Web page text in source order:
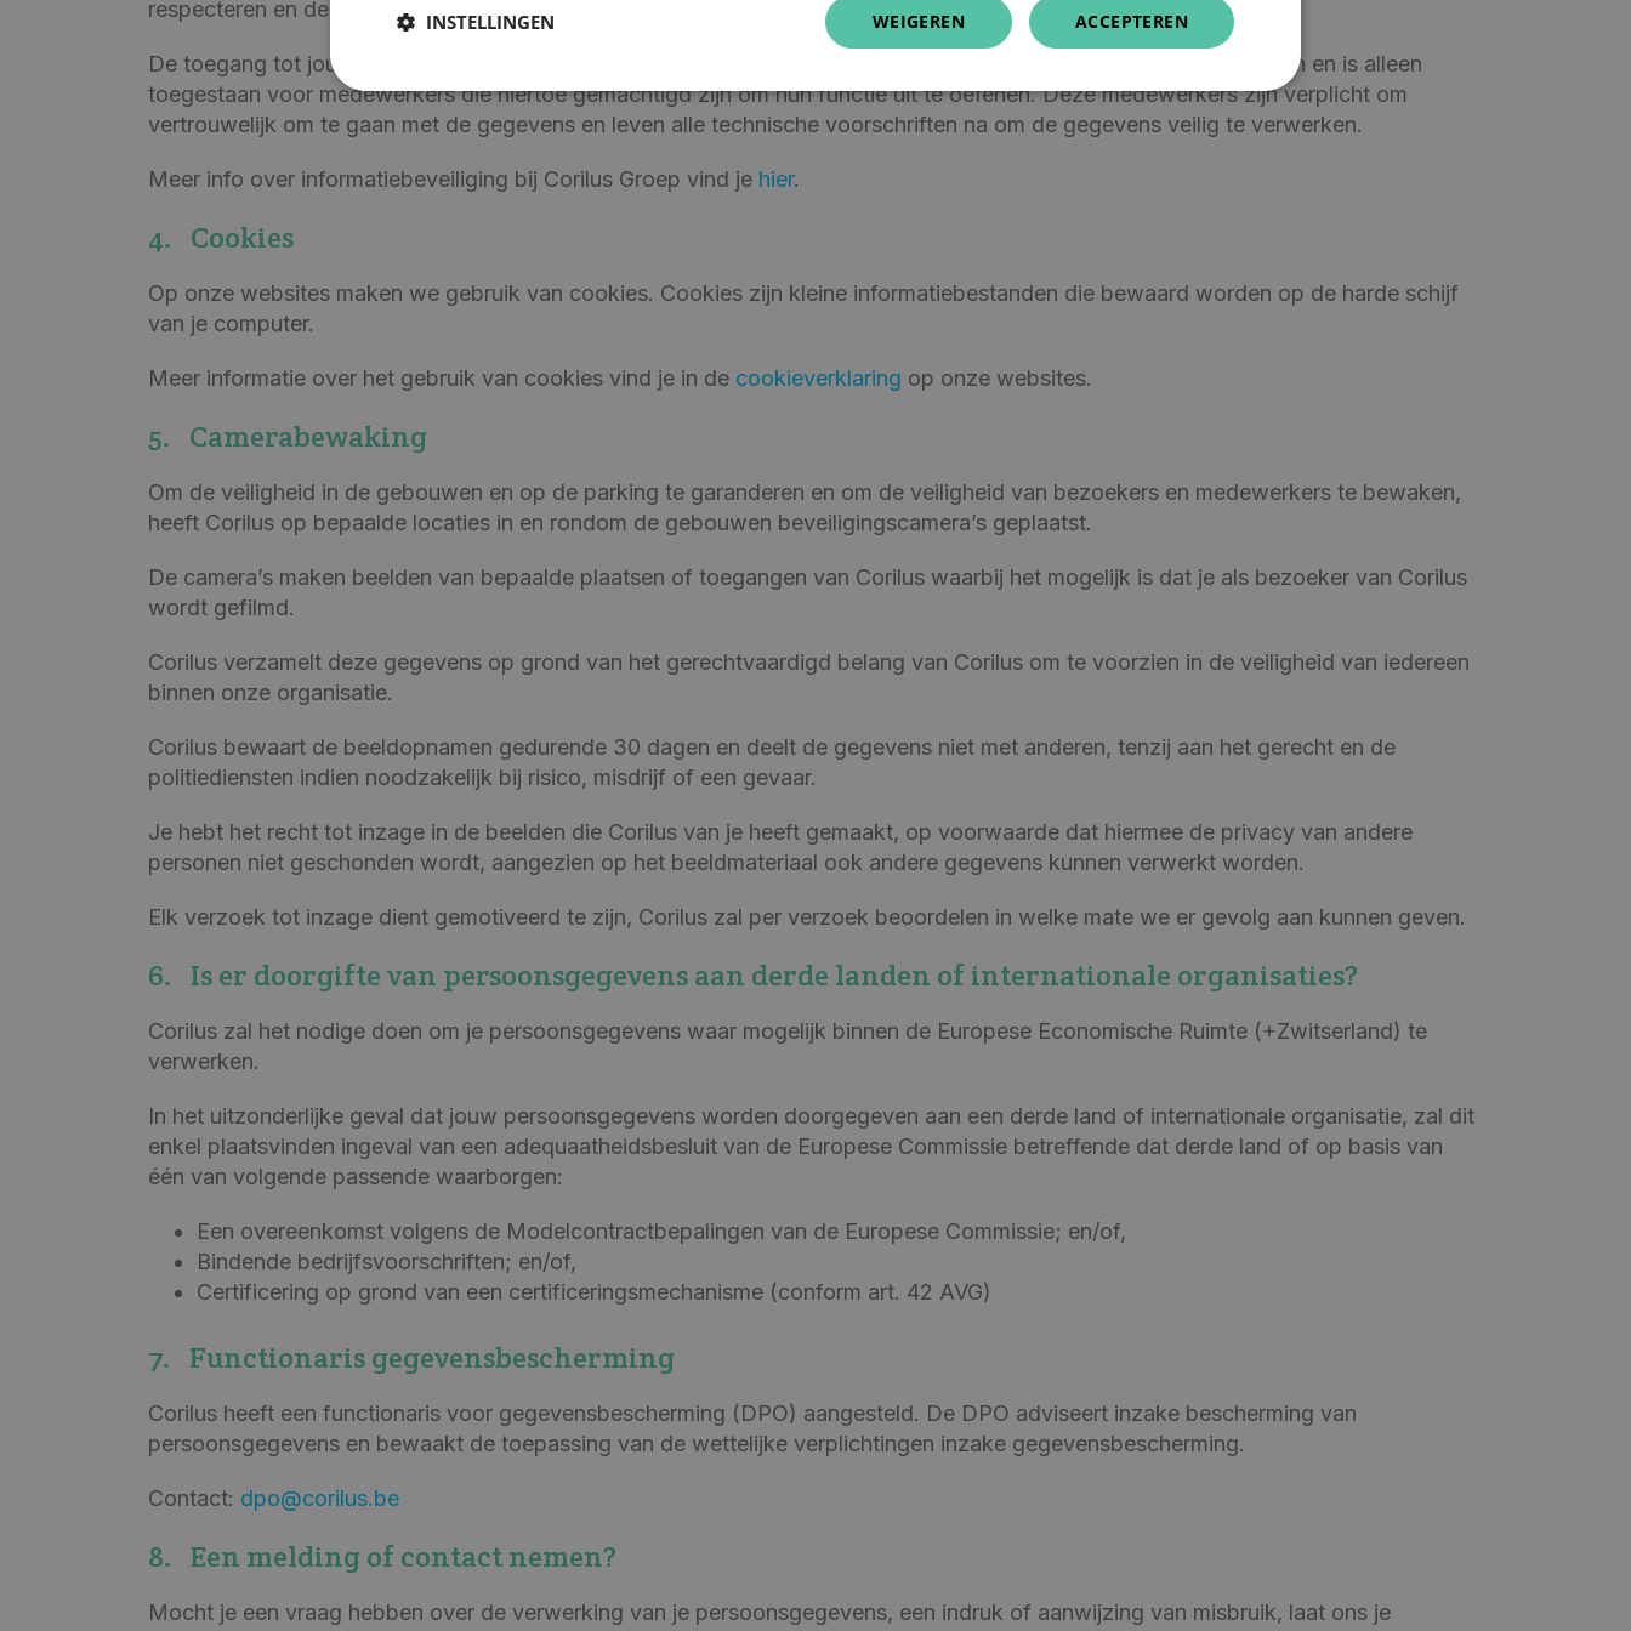
respecteren en de nodige maatregelen nemen conform de GDPR.
De toegang tot jouw persoonsgegevens is beperkt om ongeoorloofde toegang, wijziging of misbruik te voorkomen en is alleen
toegestaan voor medewerkers die hiertoe gemachtigd zijn om hun functie uit te oefenen. Deze medewerkers zijn verplicht om
vertrouwelijk om te gaan met de gegevens en leven alle technische voorschriften na om de gegevens veilig te verwerken.
Meer info over informatiebeveiliging bij Corilus Groep vind je hier.
4. Cookies
Op onze websites maken we gebruik van cookies. Cookies zijn kleine informatiebestanden die bewaard worden op de harde schijf
van je computer.
Meer informatie over het gebruik van cookies vind je in de cookieverklaring op onze websites.
5. Camerabewaking
Om de veiligheid in de gebouwen en op de parking te garanderen en om de veiligheid van bezoekers en medewerkers te bewaken,
heeft Corilus op bepaalde locaties in en rondom de gebouwen beveiligingscamera’s geplaatst.
De camera’s maken beelden van bepaalde plaatsen of toegangen van Corilus waarbij het mogelijk is dat je als bezoeker van Corilus
wordt gefilmd.
Corilus verzamelt deze gegevens op grond van het gerechtvaardigd belang van Corilus om te voorzien in de veiligheid van iedereen
binnen onze organisatie.
Corilus bewaart de beeldopnamen gedurende 30 dagen en deelt de gegevens niet met anderen, tenzij aan het gerecht en de
politiediensten indien noodzakelijk bij risico, misdrijf of een gevaar.
Je hebt het recht tot inzage in de beelden die Corilus van je heeft gemaakt, op voorwaarde dat hiermee de privacy van andere
personen niet geschonden wordt, aangezien op het beeldmateriaal ook andere gegevens kunnen verwerkt worden.
Elk verzoek tot inzage dient gemotiveerd te zijn, Corilus zal per verzoek beoordelen in welke mate we er gevolg aan kunnen geven.
6. Is er doorgifte van persoonsgegevens aan derde landen of internationale organisaties?
Corilus zal het nodige doen om je persoonsgegevens waar mogelijk binnen de Europese Economische Ruimte (+Zwitserland) te
verwerken.
In het uitzonderlijke geval dat jouw persoonsgegevens worden doorgegeven aan een derde land of internationale organisatie, zal dit
enkel plaatsvinden ingeval van een adequaatheidsbesluit van de Europese Commissie betreffende dat derde land of op basis van
één van volgende passende waarborgen:
Een overeenkomst volgens de Modelcontractbepalingen van de Europese Commissie; en/of,
Bindende bedrijfsvoorschriften; en/of,
Certificering op grond van een certificeringsmechanisme (conform art. 42 AVG)
7. Functionaris gegevensbescherming
Corilus heeft een functionaris voor gegevensbescherming (DPO) aangesteld. De DPO adviseert inzake bescherming van
persoonsgegevens en bewaakt de toepassing van de wettelijke verplichtingen inzake gegevensbescherming.
Contact: dpo@corilus.be
8. Een melding of contact nemen?
Mocht je een vraag hebben over de verwerking van je persoonsgegevens, een indruk of aanwijzing van misbruik, laat ons je
ACCEPTEREN
WEIGEREN
INSTELLINGEN